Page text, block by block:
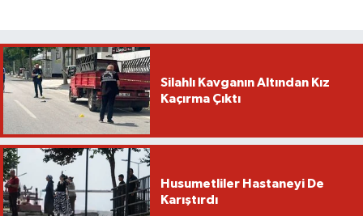
Silahlı Kavganın Altından Kız
Kaçırma Çıktı
Husumetliler Hastaneyi De
Karıştırdı